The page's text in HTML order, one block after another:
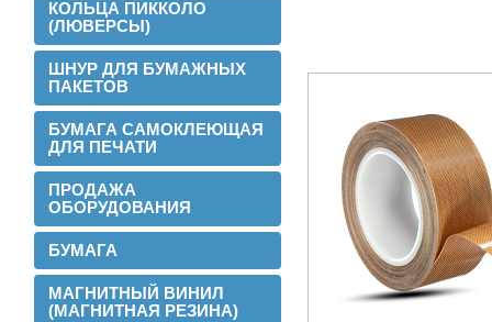
КОЛЬЦА ПИККОЛО
(ЛЮВЕРСЫ)
ШНУР ДЛЯ БУМАЖНЫХ
ПАКЕТОВ
БУМАГА САМОКЛЕЮЩАЯ
ДЛЯ ПЕЧАТИ
ПРОДАЖА
ОБОРУДОВАНИЯ
БУМАГА
МАГНИТНЫЙ ВИНИЛ
(МАГНИТНАЯ РЕЗИНА)
2016-02-24
Установли перемотчик с 3х дюймов на
1 дюйм